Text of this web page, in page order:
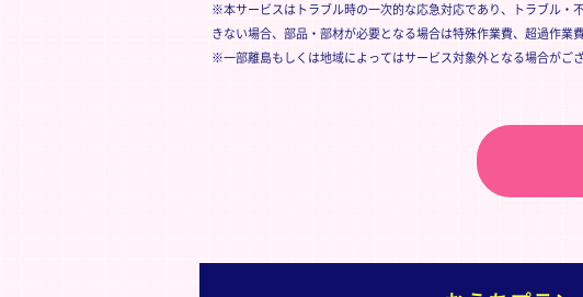
※本サービスはトラブル時の一次的な応急対応であり、トラブル・
きない場合、部品・部材が必要となる場合は特殊作業費、超過作業
※一部離島もしくは地域によってはサービス対象外となる場合がござ